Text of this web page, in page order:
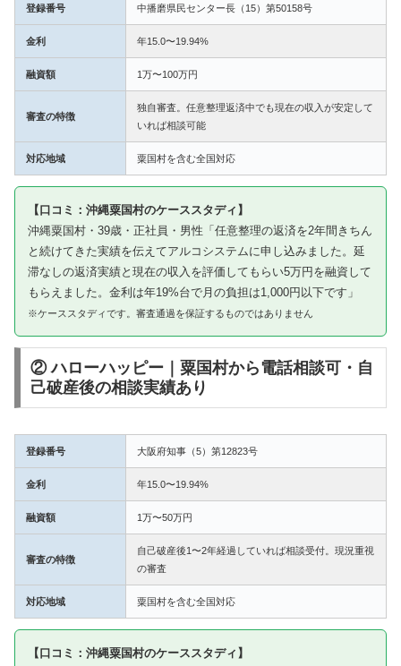
登録番号 中播磨県民センター長（15）第50158号
金利 年15.0〜19.94%
融資額 1万〜100万円
審査の特徴
独自審査。任意整理返済中でも現在の収入が安定して
いれば相談可能
対応地域 粟国村を含む全国対応
【口コミ：沖縄粟国村のケーススタディ】
沖縄粟国村・39歳・正社員・男性「任意整理の返済を2年間きちん
と続けてきた実績を伝えてアルコシステムに申し込みました。延
滞なしの返済実績と現在の収入を評価してもらい5万円を融資して
もらえました。金利は年19%台で月の負担は1,000円以下です」
※ケーススタディです。審査通過を保証するものではありません
② ハローハッピー｜粟国村から電話相談可・自
己破産後の相談実績あり
登録番号 大阪府知事（5）第12823号
金利 年15.0〜19.94%
融資額 1万〜50万円
審査の特徴
自己破産後1〜2年経過していれば相談受付。現況重視
の審査
対応地域 粟国村を含む全国対応
【口コミ：沖縄粟国村のケーススタディ】